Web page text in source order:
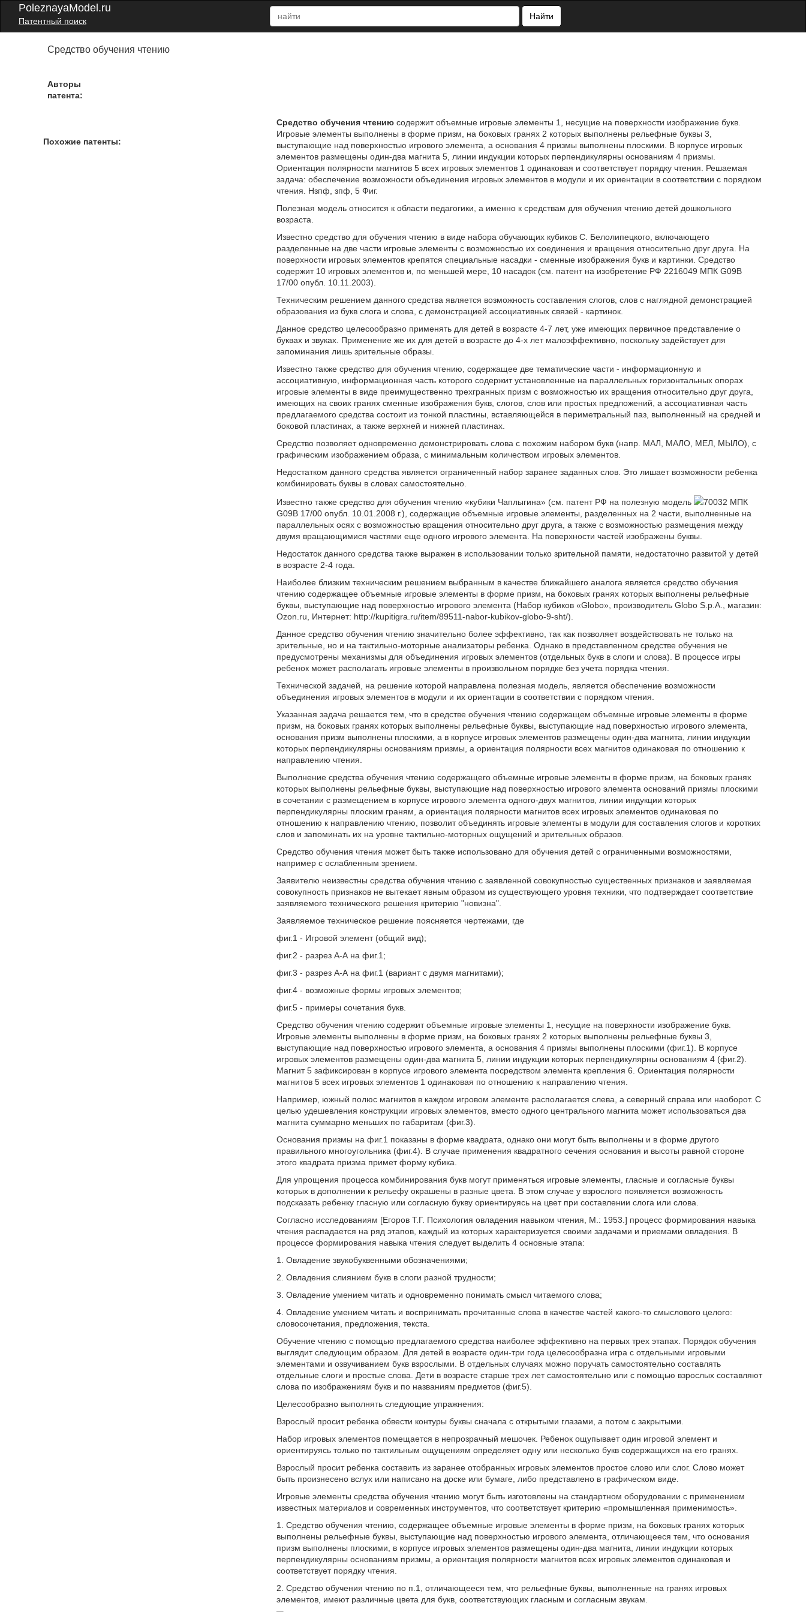
PoleznayaModel.ru
Патентный поиск
Найти
Средство обучения чтению
Авторы
патента:
Средство обучения чтениюсодержит объемные игровые элементы 1, несущие на поверхности изображение букв.
Игровые элементы выполнены в форме призм, на боковых гранях 2 которых выполнены рельефные буквы 3,
выступающие над поверхностью игрового элемента, а основания 4 призмы выполнены плоскими. В корпусе игровых
элементов размещены один-два магнита 5, линии индукции которых перпендикулярны основаниям 4 призмы.
Ориентация полярности магнитов 5 всех игровых элементов 1 одинаковая и соответствует порядку чтения. Решаемая
задача: обеспечение возможности объединения игровых элементов в модули и их ориентации в соответствии с порядком
чтения. Нзпф, зпф, 5 Фиг.
Полезная модель относится к области педагогики, а именно к средствам для обучения чтению детей дошкольного
возраста.
Известно средство для обучения чтению в виде набора обучающих кубиков С. Белолипецкого, включающего
разделенные на две части игровые элементы с возможностью их соединения и вращения относительно друг друга. На
поверхности игровых элементов крепятся специальные насадки - сменные изображения букв и картинки. Средство
содержит 10 игровых элементов и, по меньшей мере, 10 насадок (см. патент на изобретение РФ 2216049 МПК G09B
17/00 опубл. 10.11.2003).
Техническим решением данного средства является возможность составления слогов, слов с наглядной демонстрацией
образования из букв слога и слова, с демонстрацией ассоциативных связей - картинок.
Данное средство целесообразно применять для детей в возрасте 4-7 лет, уже имеющих первичное представление о
буквах и звуках. Применение же их для детей в возрасте до 4-х лет малоэффективно, поскольку задействует для
запоминания лишь зрительные образы.
Известно также средство для обучения чтению, содержащее две тематические части - информационную и
ассоциативную, информационная часть которого содержит установленные на параллельных горизонтальных опорах
игровые элементы в виде преимущественно трехгранных призм с возможностью их вращения относительно друг друга,
имеющих на своих гранях сменные изображения букв, слогов, слов или простых предложений, а ассоциативная часть
предлагаемого средства состоит из тонкой пластины, вставляющейся в периметральный паз, выполненный на средней и
боковой пластинах, а также верхней и нижней пластинах.
Средство позволяет одновременно демонстрировать слова с похожим набором букв (напр. МАЛ, МАЛО, МЕЛ, МЫЛО), с
графическим изображением образа, с минимальным количеством игровых элементов.
Недостатком данного средства является ограниченный набор заранее заданных слов. Это лишает возможности ребенка
комбинировать буквы в словах самостоятельно.
Известно также средство для обучения чтению «кубики Чаплыгина» (см. патент РФ на полезную модель
70032 МПК
G09B 17/00 опубл. 10.01.2008 г.), содержащие объемные игровые элементы, разделенных на 2 части, выполненные на
параллельных осях с возможностью вращения относительно друг друга, а также с возможностью размещения между
двумя вращающимися частями еще одного игрового элемента. На поверхности частей изображены буквы.
Недостаток данного средства также выражен в использовании только зрительной памяти, недостаточно развитой у детей
в возрасте 2-4 года.
Наиболее близким техническим решением выбранным в качестве ближайшего аналога является средство обучения
чтению содержащее объемные игровые элементы в форме призм, на боковых гранях которых выполнены рельефные
буквы, выступающие над поверхностью игрового элемента (Набор кубиков «Globo», производитель Globo S.p.A., магазин:
Ozon.ru, Интернет: http://kupitigra.ru/item/89511-nabor-kubikov-globo-9-sht/).
Данное средство обучения чтению значительно более эффективно, так как позволяет воздействовать не только на
зрительные, но и на тактильно-моторные анализаторы ребенка. Однако в представленном средстве обучения не
предусмотрены механизмы для объединения игровых элементов (отдельных букв в слоги и слова). В процессе игры
ребенок может располагать игровые элементы в произвольном порядке без учета порядка чтения.
Технической задачей, на решение которой направлена полезная модель, является обеспечение возможности
объединения игровых элементов в модули и их ориентации в соответствии с порядком чтения.
Указанная задача решается тем, что в средстве обучения чтению содержащем объемные игровые элементы в форме
призм, на боковых гранях которых выполнены рельефные буквы, выступающие над поверхностью игрового элемента,
основания призм выполнены плоскими, а в корпусе игровых элементов размещены один-два магнита, линии индукции
которых перпендикулярны основаниям призмы, а ориентация полярности всех магнитов одинаковая по отношению к
направлению чтения.
Выполнение средства обучения чтению содержащего объемные игровые элементы в форме призм, на боковых гранях
которых выполнены рельефные буквы, выступающие над поверхностью игрового элемента оснований призмы плоскими
в сочетании с размещением в корпусе игрового элемента одного-двух магнитов, линии индукции которых
перпендикулярны плоским граням, а ориентация полярности магнитов всех игровых элементов одинаковая по
отношению к направлению чтению, позволит объединять игровые элементы в модули для составления слогов и коротких
слов и запоминать их на уровне тактильно-моторных ощущений и зрительных образов.
Средство обучения чтения может быть также использовано для обучения детей с ограниченными возможностями,
например с ослабленным зрением.
Заявителю неизвестны средства обучения чтению с заявленной совокупностью существенных признаков и заявляемая
совокупность признаков не вытекает явным образом из существующего уровня техники, что подтверждает соответствие
заявляемого технического решения критерию "новизна".
Заявляемое техническое решение поясняется чертежами, где
фиг.1 - Игровой элемент (общий вид);
фиг.2 - разрез А-А на фиг.1;
фиг.3 - разрез А-А на фиг.1 (вариант с двумя магнитами);
фиг.4 - возможные формы игровых элементов;
фиг.5 - примеры сочетания букв.
Средство обучения чтению содержит объемные игровые элементы 1, несущие на поверхности изображение букв.
Игровые элементы выполнены в форме призм, на боковых гранях 2 которых выполнены рельефные буквы 3,
выступающие над поверхностью игрового элемента, а основания 4 призмы выполнены плоскими (фиг.1). В корпусе
игровых элементов размещены один-два магнита 5, линии индукции которых перпендикулярны основаниям 4 (фиг.2).
Магнит 5 зафиксирован в корпусе игрового элемента посредством элемента крепления 6. Ориентация полярности
магнитов 5 всех игровых элементов 1 одинаковая по отношению к направлению чтения.
Например, южный полюс магнитов в каждом игровом элементе располагается слева, а северный справа или наоборот. С
целью удешевления конструкции игровых элементов, вместо одного центрального магнита может использоваться два
магнита суммарно меньших по габаритам (фиг.3).
Основания призмы на фиг.1 показаны в форме квадрата, однако они могут быть выполнены и в форме другого
правильного многоугольника (фиг.4). В случае применения квадратного сечения основания и высоты равной стороне
этого квадрата призма примет форму кубика.
Для упрощения процесса комбинирования букв могут применяться игровые элементы, гласные и согласные буквы
которых в дополнении к рельефу окрашены в разные цвета. В этом случае у взрослого появляется возможность
подсказать ребенку гласную или согласную букву ориентируясь на цвет при составлении слога или слова.
Согласно исследованиям [Егоров Т.Г. Психология овладения навыком чтения, М.: 1953.] процесс формирования навыка
чтения распадается на ряд этапов, каждый из которых характеризуется своими задачами и приемами овладения. В
процессе формирования навыка чтения следует выделить 4 основные этапа:
1. Овладение звукобуквенными обозначениями;
2. Овладения слиянием букв в слоги разной трудности;
3. Овладение умением читать и одновременно понимать смысл читаемого слова;
4. Овладение умением читать и воспринимать прочитанные слова в качестве частей какого-то смыслового целого:
словосочетания, предложения, текста.
Обучение чтению с помощью предлагаемого средства наиболее эффективно на первых трех этапах. Порядок обучения
выглядит следующим образом. Для детей в возрасте один-три года целесообразна игра с отдельными игровыми
элементами и озвучиванием букв взрослыми. В отдельных случаях можно поручать самостоятельно составлять
отдельные слоги и простые слова. Дети в возрасте старше трех лет самостоятельно или с помощью взрослых составляют
слова по изображениям букв и по названиям предметов (фиг.5).
Целесообразно выполнять следующие упражнения:
Взрослый просит ребенка обвести контуры буквы сначала с открытыми глазами, а потом с закрытыми.
Набор игровых элементов помещается в непрозрачный мешочек. Ребенок ощупывает один игровой элемент и
ориентируясь только по тактильным ощущениям определяет одну или несколько букв содержащихся на его гранях.
Взрослый просит ребенка составить из заранее отобранных игровых элементов простое слово или слог. Слово может
быть произнесено вслух или написано на доске или бумаге, либо представлено в графическом виде.
Игровые элементы средства обучения чтению могут быть изготовлены на стандартном оборудовании с применением
известных материалов и современных инструментов, что соответствует критерию «промышленная применимость».
1. Средство обучения чтению, содержащее объемные игровые элементы в форме призм, на боковых гранях которых
выполнены рельефные буквы, выступающие над поверхностью игрового элемента, отличающееся тем, что основания
призм выполнены плоскими, в корпусе игровых элементов размещены один-два магнита, линии индукции которых
перпендикулярны основаниям призмы, а ориентация полярности магнитов всех игровых элементов одинаковая и
соответствует порядку чтения.
2. Средство обучения чтению по п.1, отличающееся тем, что рельефные буквы, выполненные на гранях игровых
элементов, имеют различные цвета для букв, соответствующих гласным и согласным звукам.
Похожие патенты: